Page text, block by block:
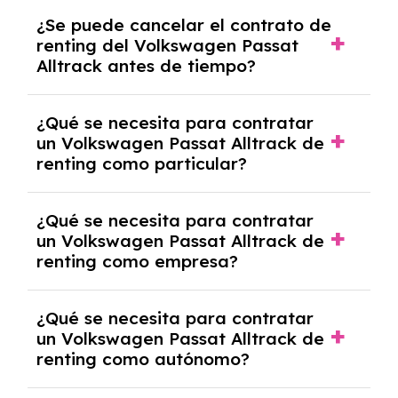
tendrás que pagar ningún tipo de entrada
salvo en casos que lo exija el proveedor
debido al resultado del estudio de viabilidad
económica.
¿Se puede cancelar el contrato de
renting del Volkswagen Passat
Alltrack antes de tiempo?
pero puede haber penalizaciones por
cancelación anticipada. Es importante revisar
las condiciones del contrato y hablar con un
experto que te asesore.
¿Qué se necesita para contratar
un Volkswagen Passat Alltrack de
renting como particular?
y, en algunos casos, una consulta de solvencia
crediticia y un pago inicial.
¿Qué se necesita para contratar
un Volkswagen Passat Alltrack de
renting como empresa?
documentación financiera y, en algunos
casos, un informe de solvencia de la empresa
y un pago inicial.
¿Qué se necesita para contratar
un Volkswagen Passat Alltrack de
renting como autónomo?